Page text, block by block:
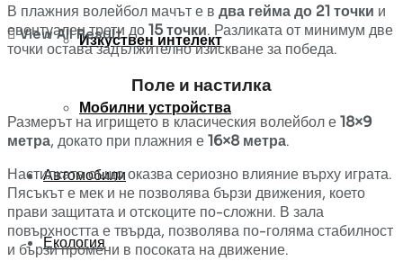
Изкуствен интелект
Мобилни устройства
Автомобили
Екология
View All Result
В плажния волейбол мачът е в два гейма до 21 точки и
евентуален трети до15 точки. Разликата от минимум две
точки остава задължително изискване за победа.
Поле и настилка
Размерът на игрището в класическия волейбол е18×9
метра, докато при плажния е16×8 метра.
Настилката също оказва сериозно влияние върху играта.
Пясъкът е мек и не позволява бързи движения, което
прави защитата и отскоците по-сложни. В зала
повърхността е твърда, позволява по-голяма стабилност
и бързи промени в посоката на движение.